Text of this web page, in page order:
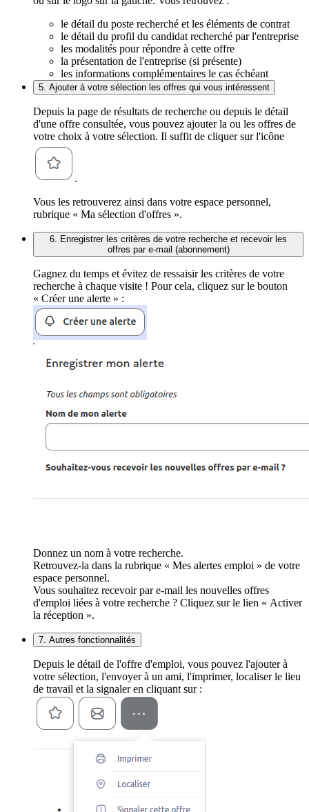
le détail du poste recherché et les éléments de contrat
le détail du profil du candidat recherché par l'entreprise
les modalités pour répondre à cette offre
la présentation de l'entreprise (si présente)
les informations complémentaires le cas échéant
5. Ajouter à votre sélection les offres qui vous intéressent
Depuis la page de résultats de recherche ou depuis le détail
d'une offre consultée, vous pouvez ajouter la ou les offres de
votre choix à votre sélection. Il suffit de cliquer sur l'icône
.
Vous les retrouverez ainsi dans votre espace personnel,
rubrique « Ma sélection d'offres ».
6. Enregistrer les critères de votre recherche et recevoir les
offres par e-mail (abonnement)
Gagnez du temps et évitez de ressaisir les critères de votre
recherche à chaque visite ! Pour cela, cliquez sur le bouton
« Créer une alerte » :
Donnez un nom à votre recherche.
Retrouvez-la dans la rubrique « Mes alertes emploi » de votre
espace personnel.
Vous souhaitez recevoir par e-mail les nouvelles offres
d'emploi liées à votre recherche ? Cliquez sur le lien « Activer
la réception ».
7. Autres fonctionnalités
Depuis le détail de l'offre d'emploi, vous pouvez l'ajouter à
votre sélection, l'envoyer à un ami, l'imprimer, localiser le lieu
de travail et la signaler en cliquant sur :